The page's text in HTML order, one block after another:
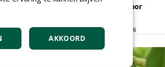
ontmoetingsplek voor
t/m vrijdag 18 september 2026
AKKOORD